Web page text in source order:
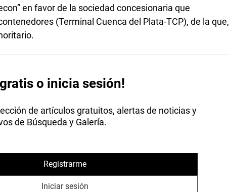
en favor de la sociedad concesionaria que
(Terminal Cuenca del Plata-TCP), de la que,
o inicia sesión!
de artículos gratuitos, alertas de noticias y
de Búsqueda y Galería.
Registrarme
Iniciar sesión